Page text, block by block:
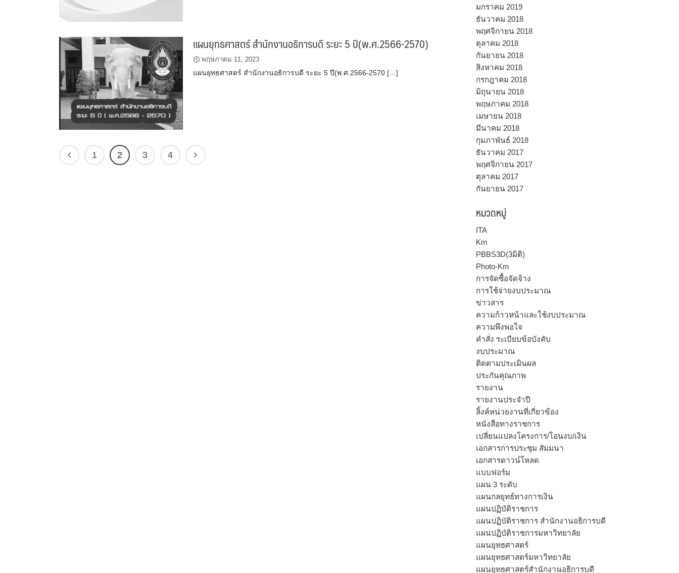
แผนยุทธศาสตร์ สำนักงานอธิการบดี ระยะ 5 ปี(พ.ศ.2566-2570)
พฤษภาคม 11, 2023
แผนยุทธศาสตร์ สำนักงานอธิการบดี ระยะ 5 ปี(พ.ศ.2566-2570 […]
1 2 3 4
มกราคม 2019
ธันวาคม 2018
พฤศจิกายน 2018
ตุลาคม 2018
กันยายน 2018
สิงหาคม 2018
กรกฎาคม 2018
มิถุนายน 2018
พฤษภาคม 2018
เมษายน 2018
มีนาคม 2018
กุมภาพันธ์ 2018
ธันวาคม 2017
พฤศจิกายน 2017
ตุลาคม 2017
กันยายน 2017
หมวดหมู่
ITA
Km
PBBS3D(3มิติ)
Photo-Km
การจัดซื้อจัดจ้าง
การใช้จ่ายงบประมาณ
ข่าวสาร
ความก้าวหน้าและใช้งบประมาณ
ความพึงพอใจ
คำสั่ง ระเบียบข้อบังคับ
งบประมาณ
ติดตามประเมินผล
ประกันคุณภาพ
รายงาน
รายงานประจำปี
ลิ้งค์หน่วยงานที่เกี่ยวข้อง
หนังสือทางราชการ
เปลี่ยนแปลงโครงการ/โอนงบ/เงิน
เอกสารการประชุม สัมมนา
เอกสารดาวน์โหลด
แบบฟอร์ม
แผน 3 ระดับ
แผนกลยุทธ์ทางการเงิน
แผนปฏิบัติราชการ
แผนปฏิบัติราชการ สำนักงานอธิการบดี
แผนปฏิบัติราชการมหาวิทยาลัย
แผนยุทธศาสตร์
แผนยุทธศาสตร์มหาวิทยาลัย
แผนยุทธศาสตร์สำนักงานอธิการบดี